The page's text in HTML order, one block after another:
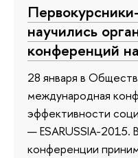
научились
конференций
28 января в
международная
эффективности
— ESARUSSIA-2015.
конференции